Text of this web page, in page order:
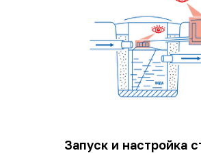
Запуск и настройка